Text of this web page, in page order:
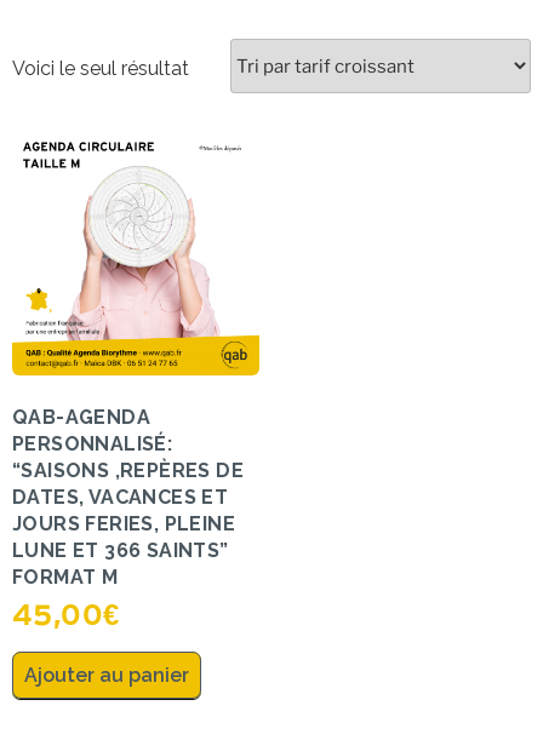
Voici le seul résultat
QAB-AGENDA
PERSONNALISÉ:
“SAISONS ,REPÈRES DE
DATES, VACANCES ET
JOURS FERIES, PLEINE
LUNE ET 366 SAINTS”
FORMAT M
45,00€
Ajouter au panier